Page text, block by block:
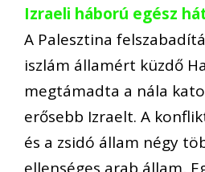
Izraeli háború egész
A Palesztina
iszlám államért küzdő
megtámadta a nála
erősebb Izraelt. A
és a zsidó állam négy